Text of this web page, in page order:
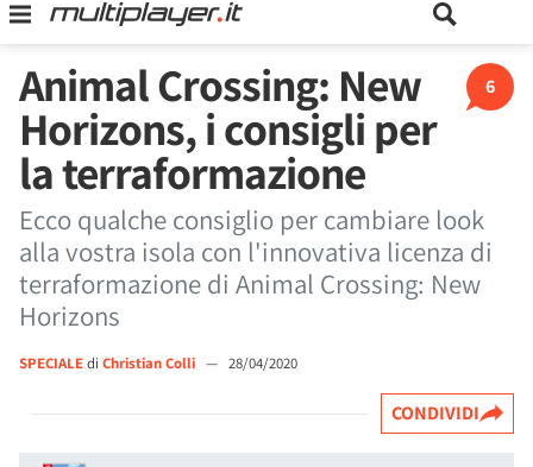
6
Animal Crossing: New
Horizons, i consigli per
la terraformazione
Ecco qualche consiglio per cambiare look
alla vostra isola con l'innovativa licenza di
terraformazione di Animal Crossing: New
Horizons
SPECIALEdi Christian Colli — 28/04/2020
CONDIVIDI